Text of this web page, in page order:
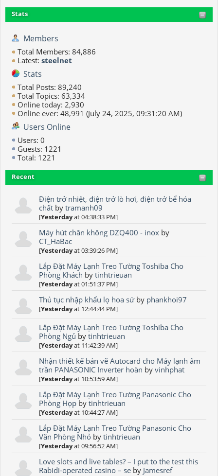
Stats
Members
Total Members: 84,886
Latest: steelnet
Stats
Total Posts: 89,240
Total Topics: 63,334
Online today: 2,930
Online ever: 48,991 (July 24, 2025, 09:31:20 AM)
Users Online
Users: 0
Guests: 1221
Total: 1221
Recent
Điện trở nhiệt, điện trở lò hơi, điện trở bể hóa
chất bytramanh09
[Yesterdayat 04:38:33 PM]
Máy hút chân không DZQ400 - inox by
CT_HaBac
[Yesterdayat 03:39:26 PM]
Lắp Đặt Máy Lạnh Treo Tường Toshiba Cho
Phòng Khách bytinhtrieuan
[Yesterdayat 01:51:37 PM]
Thủ tục nhập khẩu lọ hoa sứby phankhoi97
[Yesterdayat 12:44:44 PM]
Lắp Đặt Máy Lạnh Treo Tường Toshiba Cho
Phòng Ngủ bytinhtrieuan
[Yesterdayat 11:42:39 AM]
Nhận thiết kế bản vẽ Autocard cho Máy lạnh âm
trần PANASONIC Inverter hoàn byvinhphat
[Yesterdayat 10:53:59 AM]
Lắp Đặt Máy Lạnh Treo Tường Panasonic Cho
Phòng Họp bytinhtrieuan
[Yesterdayat 10:44:27 AM]
Lắp Đặt Máy Lạnh Treo Tường Panasonic Cho
Văn Phòng Nhỏ bytinhtrieuan
[Yesterdayat 09:56:52 AM]
Love slots and live tables? – I put to the test this
Rabidi-operated casino – se by Jamesref